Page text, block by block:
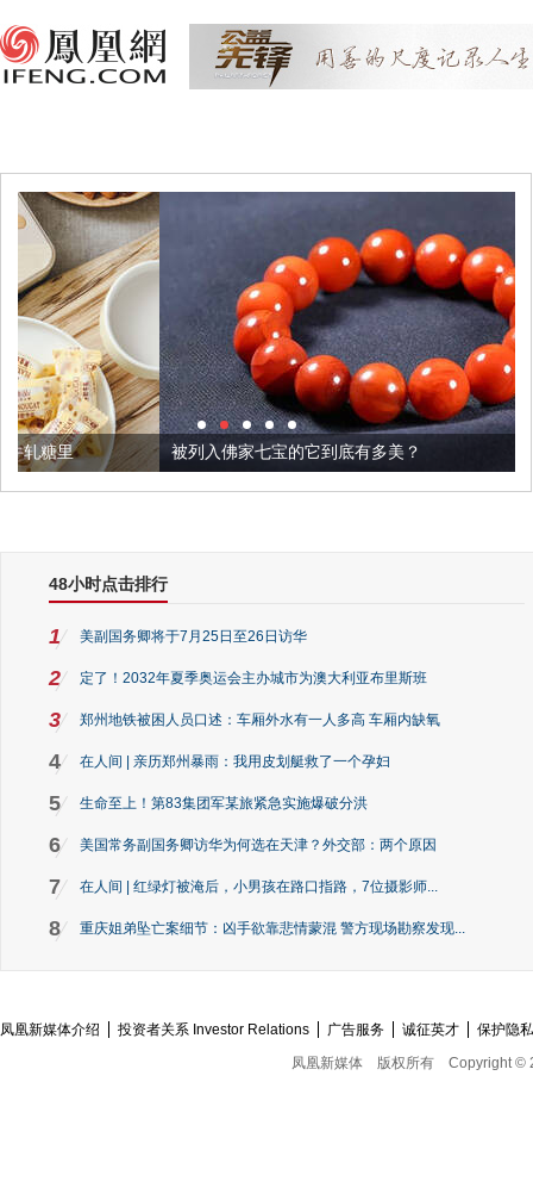
被列入佛家七宝的它到底有多美？
48小时点击排行
1 美副国务卿将于7月25日至26日访华
2 定了！2032年夏季奥运会主办城市为澳大利亚布里斯班
3 郑州地铁被困人员口述：车厢外水有一人多高 车厢内缺氧
4 在人间 | 亲历郑州暴雨：我用皮划艇救了一个孕妇
5 生命至上！第83集团军某旅紧急实施爆破分洪
6 美国常务副国务卿访华为何选在天津？外交部：两个原因
7 在人间 | 红绿灯被淹后，小男孩在路口指路，7位摄影师...
8 重庆姐弟坠亡案细节：凶手欲靠悲情蒙混 警方现场勘察发现...
凤凰新媒体介绍 投资者关系 Investor Relations 广告服务 诚征英才
保护隐
凤凰新媒体
版权所有 Copyright ©